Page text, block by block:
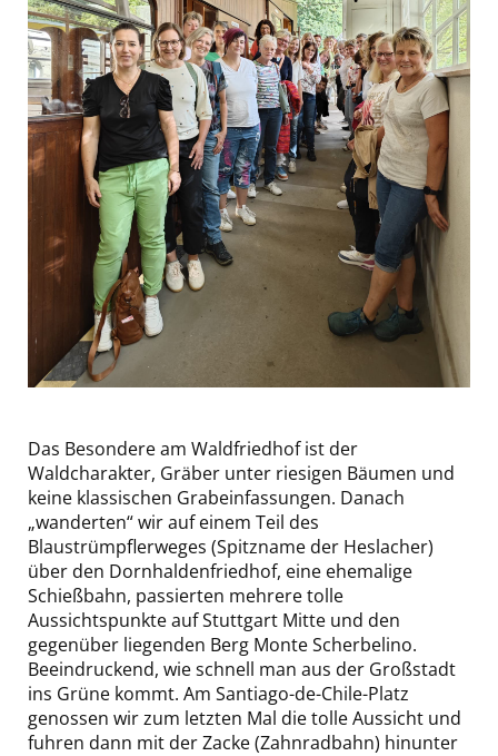
Das Besondere am Waldfriedhof ist der
Waldcharakter, Gräber unter riesigen Bäumen und
keine klassischen Grabeinfassungen. Danach
„wanderten“ wir auf einem Teil des
Blaustrümpflerweges (Spitzname der Heslacher)
über den Dornhaldenfriedhof, eine ehemalige
Schießbahn, passierten mehrere tolle
Aussichtspunkte auf Stuttgart Mitte und den
gegenüber liegenden Berg Monte Scherbelino.
Beeindruckend, wie schnell man aus der Großstadt
ins Grüne kommt. Am Santiago-de-Chile-Platz
genossen wir zum letzten Mal die tolle Aussicht und
fuhren dann mit der Zacke (Zahnradbahn) hinunter